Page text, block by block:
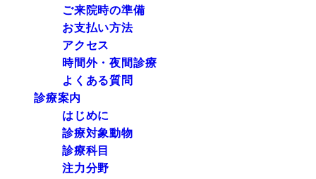
ご来院時の準備
お支払い方法
アクセス
時間外・夜間診療
よくある質問
診療案内
はじめに
診療対象動物
診療科目
注力分野